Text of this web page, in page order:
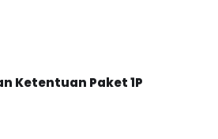
Ketentuan Paket 1P